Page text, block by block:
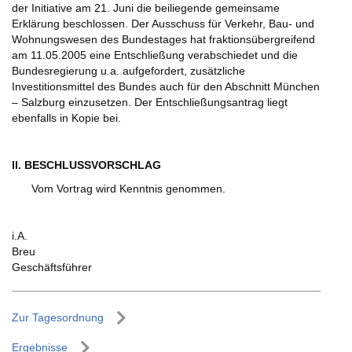
der Initiative am 21. Juni die beiliegende gemeinsame
Erklärung beschlossen. Der Ausschuss für Verkehr, Bau- und
Wohnungswesen des Bundestages hat fraktionsübergreifend
am 11.05.2005 eine Entschließung verabschiedet und die
Bundesregierung u.a. aufgefordert, zusätzliche
Investitionsmittel des Bundes auch für den Abschnitt München
– Salzburg einzusetzen. Der Entschließungsantrag liegt
ebenfalls in Kopie bei.
II. BESCHLUSSVORSCHLAG
Vom Vortrag wird Kenntnis genommen.
i.A.
Breu
Geschäftsführer
Zur Tagesordnung
Ergebnisse